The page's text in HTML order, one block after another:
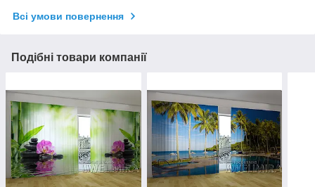
Всі умови повернення
Подібні товари компанії